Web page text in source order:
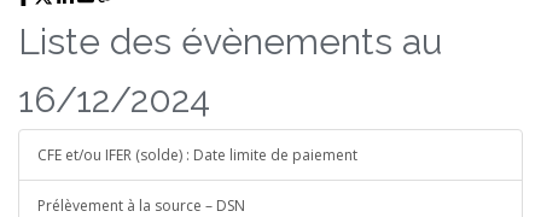
Liste des évènements au
16/12/2024
CFE et/ou IFER (solde) : Date limite de paiement
Prélèvement à la source – DSN